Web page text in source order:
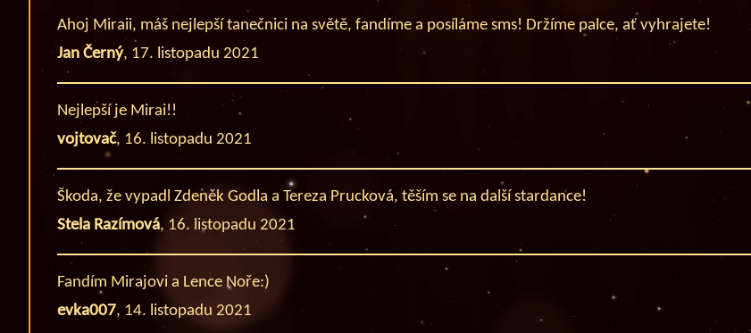
Ahoj Miraii, máš nejlepší tanečnici na světě, fandíme a posíláme sms! Držíme palce, ať vyhrajete!
Jan Černý, 17. listopadu 2021
Nejlepší je Mirai!!
vojtovač, 16. listopadu 2021
Škoda, že vypadl Zdeněk Godla a Tereza Prucková, těším se na další stardance!
Stela Razímová, 16. listopadu 2021
Fandím Mirajovi a Lence Noře:)
evka007, 14. listopadu 2021